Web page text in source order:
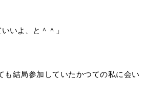
いよ、と＾＾」
も結局参加していたかつての私に会い